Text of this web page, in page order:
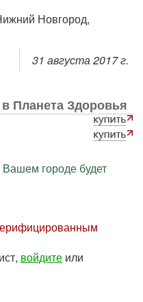
Новгород,
31 августа 2017 г.
Планета Здоровья
городе будет
войдите или